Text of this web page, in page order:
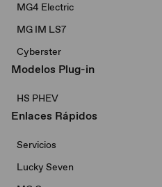
MG4 Electric
MG IM LS7
Cyberster
Modelos Plug-in
HS PHEV
Enlaces Rápidos
Servicios
Lucky Seven